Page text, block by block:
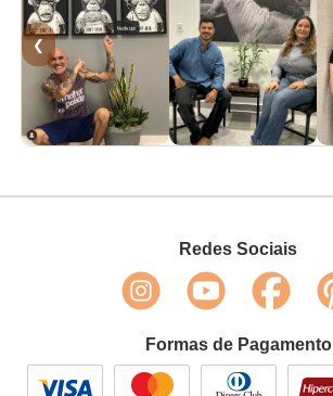
❮
Redes Sociais
Formas de Pagamento